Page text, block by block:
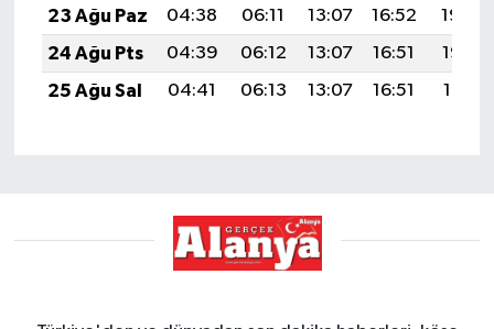
23 Ağu Paz
04:38 06:11 13:07 16:52
19:54
24 Ağu Pts
04:39 06:12 13:07 16:51
19:52
25 Ağu Sal
04:41 06:13 13:07 16:51 19:51